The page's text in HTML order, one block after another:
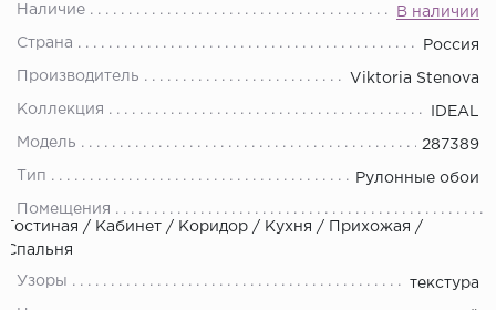
Наличие В наличии
Страна Россия
Производитель Viktoria Stenova
Коллекция IDEAL
Модель 287389
Тип Рулонные обои
Помещения
Гостиная / Кабинет / Коридор / Кухня / Прихожая /
Спальня
Узоры текстура